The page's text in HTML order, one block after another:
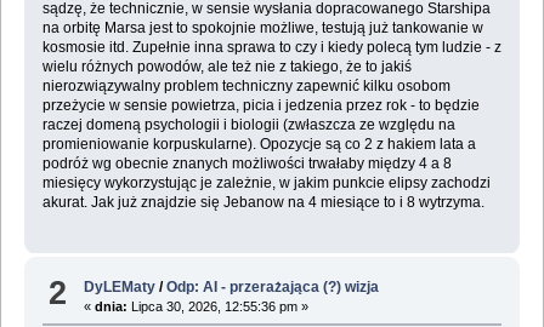
sądzę, że technicznie, w sensie wysłania dopracowanego Starshipa
na orbitę Marsa jest to spokojnie możliwe, testują już tankowanie w
kosmosie itd. Zupełnie inna sprawa to czy i kiedy polecą tym ludzie - z
wielu różnych powodów, ale też nie z takiego, że to jakiś
nierozwiązywalny problem techniczny zapewnić kilku osobom
przeżycie w sensie powietrza, picia i jedzenia przez rok - to będzie
raczej domeną psychologii i biologii (zwłaszcza ze względu na
promieniowanie korpuskularne). Opozycje są co 2 z hakiem lata a
podróż wg obecnie znanych możliwości trwałaby między 4 a 8
miesięcy wykorzystując je zależnie, w jakim punkcie elipsy zachodzi
akurat. Jak już znajdzie się Jebanow na 4 miesiące to i 8 wytrzyma.
2 DyLEMaty /Odp: AI - przerażająca (?) wizja
«dnia: Lipca 30, 2026, 12:55:36 pm »